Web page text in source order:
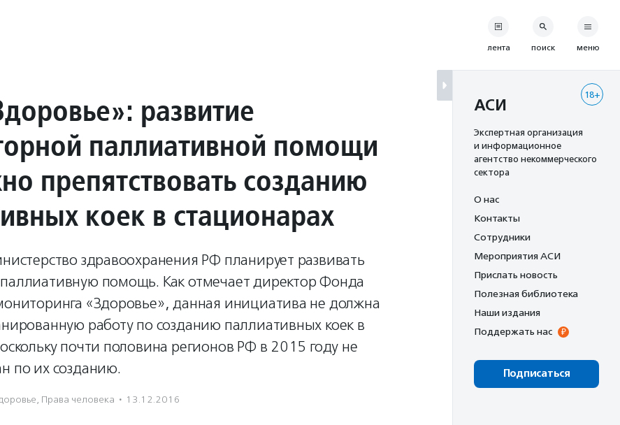
развитие
паллиативной помощи
препятствовать созданию
коек в стационарах
здравоохранения РФ планирует развивать
помощь. Как отмечает директор Фонда
«Здоровье», данная инициатива не должна
работу по созданию паллиативных коек в
почти половина регионов РФ в 2015 году не
по их созданию.
, Права человека · 13.12.2016
лента поиск меню
18+
АСИ
Экспертная организация
и информационное
агентство некоммерческого
сектора
О нас
Контакты
Сотрудники
Мероприятия АСИ
Прислать новость
Полезная библиотека
Наши издания
Поддержать нас
Подписаться